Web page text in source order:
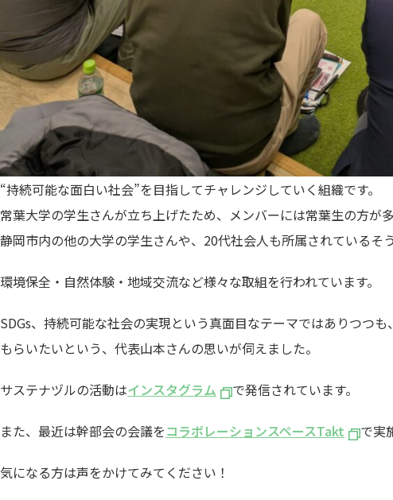
“持続可能な面白い社会”を目指してチャレンジしていく組織です。
常葉大学の学生さんが立ち上げたため、メンバーには常葉生の方が多
静岡市内の他の大学の学生さんや、20代社会人も所属されているそう
環境保全・自然体験・地域交流など様々な取組を行われています。
SDGs、持続可能な社会の実現という真面目なテーマではありつつ
もらいたいという、代表山本さんの思いが伺えました。
サステナヅルの活動はインスタグラム で発信されています。
また、最近は幹部会の会議をコラボレーションスペースTakt で実
気になる方は声をかけてみてください！